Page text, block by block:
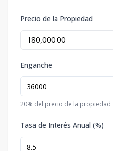
Precio de la Propiedad
Enganche
20% del precio de la propiedad
Tasa de Interés Anual (%)